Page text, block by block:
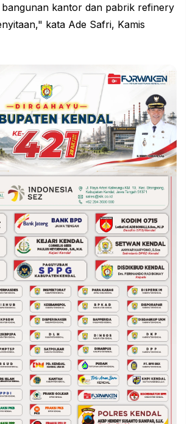
kantor dan pabrik refinery
kata Ade Safri, Kamis